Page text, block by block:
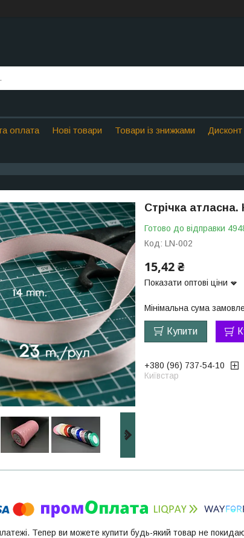
оплата Нові товари Товари із знижками Дисконт
Стрічка
Готово до відправки
Код: LN-002
15,42 ₴
Показати оптові ціни
Мінімальна сума
Купити
+380 (96) 737-54-10
Київстар
Тепер ви можете купити будь-який товар не